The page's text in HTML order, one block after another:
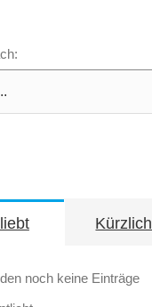
Kürzlich
noch keine Einträge